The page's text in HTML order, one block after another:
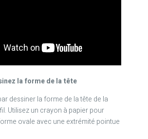
la forme de la tête
dessiner la forme de la tête de la
Utilisez un crayon à papier pour
ovale avec une extrémité pointue